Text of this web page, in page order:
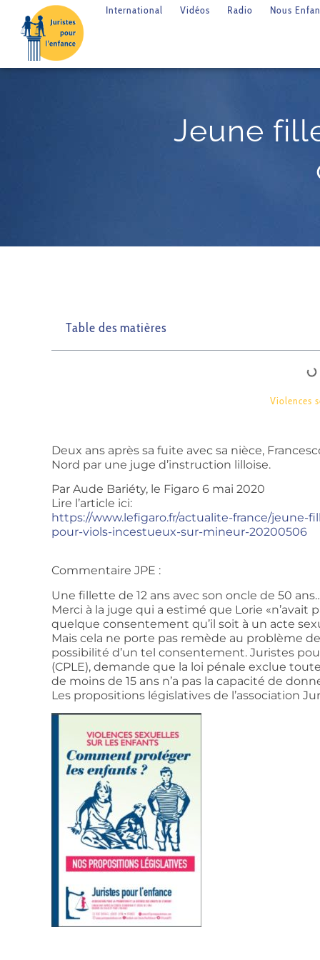
International Vidéos Radio Nous
Jeune
Table des matières
Violences
Deux ans après sa fuite avec sa nièce,
Nord par une juge d’instruction lilloise.
Par Aude Bariéty, le Figaro 6 mai 2020
Lire l’article ici:
https://www.lefigaro.fr/actualite-france/jeune-
pour-viols-incestueux-sur-mineur-20200506
Commentaire JPE :
Une fillette de 12 ans avec son oncle de 50
Merci à la juge qui a estimé que Lorie
quelque consentement qu’il soit à un acte
Mais cela ne porte pas remède au problème
possibilité d’un tel consentement. Juristes
(CPLE), demande que la loi pénale exclue
de moins de 15 ans n’a pas la capacité de
Les propositions législatives de l’association